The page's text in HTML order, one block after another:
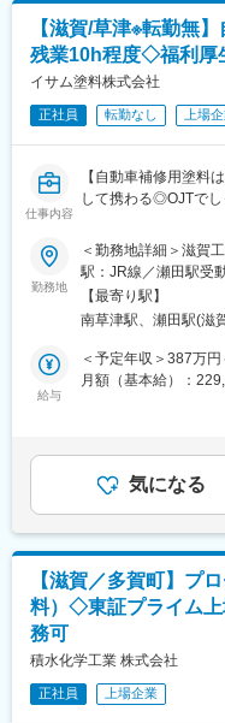
■魅力：充実した福利
・従業員持株会(奨励
・育児･介護休暇制度(
・EAP(復職支援プロ
・健康経営優良法人
・福利厚生サービス(
・年次有給休暇(最大
∟計画年休取得制度
∟失効年休の積立制度
■当社の特徴：
（1）世界トップレ
動車補修用塗料を主
（2）充実した福利
当・家族手当など、
自己資本比率でも業
財務体質を誇っており
変更の範囲：会社の
【滋賀/草津※転勤無
残業10h程度◇福利厚
イサム塗料株式会社
正社員 転勤なし 上場
仕事内容
【自動車補修用塗料
して携わる◎OJTで
自動車補修用塗料で
用、工業用、建築用
に、以下の多岐にわ
■職務詳細：
・各種塗料の新製品
交渉
※各人が開発テーマ
しにあたります。購
OJTや教育体制のフ
も安心して就業いた
部署全体で18名の組織
名、30代主任2名(内
勤務地
＜勤務地詳細＞滋賀
駅：JR線／瀬田駅受
囲：無
【最寄り駅】
南草津駅、瀬田駅(滋
給与
＜予定年収＞387万
月額（基本給）：
があります。月給(
気になる
【滋賀／多賀町】プ
料）◇東証プライム
務可
積水化学工業 株式会社
正社員 上場企業